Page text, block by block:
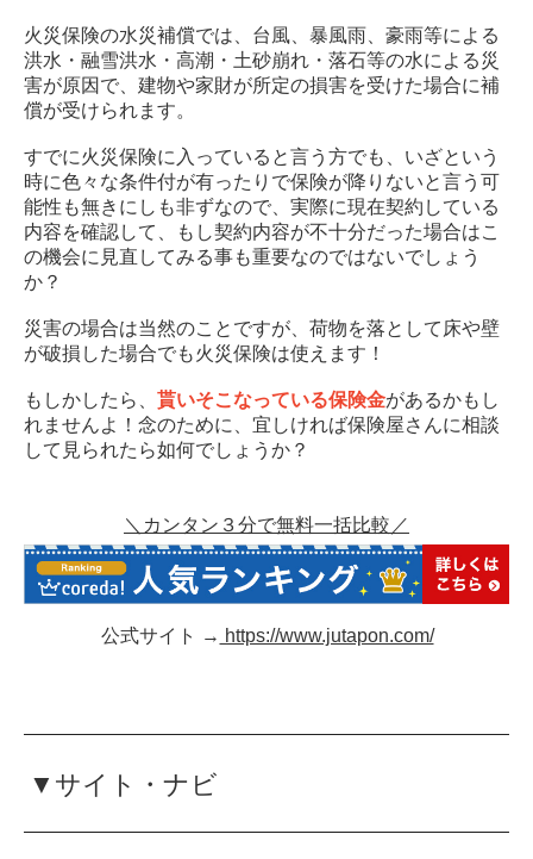
火災保険の水災補償では、台風、暴風雨、豪雨等による
洪水・融雪洪水・高潮・土砂崩れ・落石等の水による災
害が原因で、建物や家財が所定の損害を受けた場合に補
償が受けられます。
すでに火災保険に入っていると言う方でも、いざという
時に色々な条件付が有ったりで保険が降りないと言う可
能性も無きにしも非ずなので、実際に現在契約している
内容を確認して、もし契約内容が不十分だった場合はこ
の機会に見直してみる事も重要なのではないでしょう
か？
災害の場合は当然のことですが、荷物を落として床や壁
が破損した場合でも火災保険は使えます！
もしかしたら、 貰いそこなっている保険金があるかもし
れませんよ！念のために、宜しければ保険屋さんに相談
して見られたら如何でしょうか？
＼カンタン３分で無料一括比較／
公式サイト → https://www.jutapon.com/
▼サイト・ナビ